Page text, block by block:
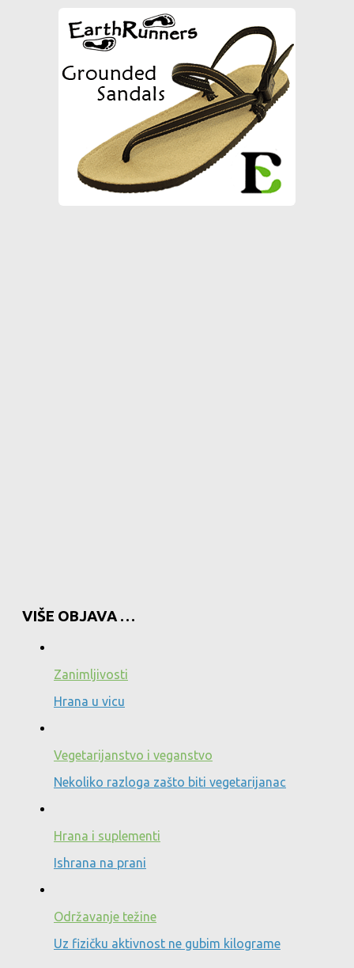
VIŠE OBJAVA …
Zanimljivosti
Hrana u vicu
Vegetarijanstvo i veganstvo
Nekoliko razloga zašto biti vegetarijanac
Hrana i suplementi
Ishrana na prani
Održavanje težine
Uz fizičku aktivnost ne gubim kilograme